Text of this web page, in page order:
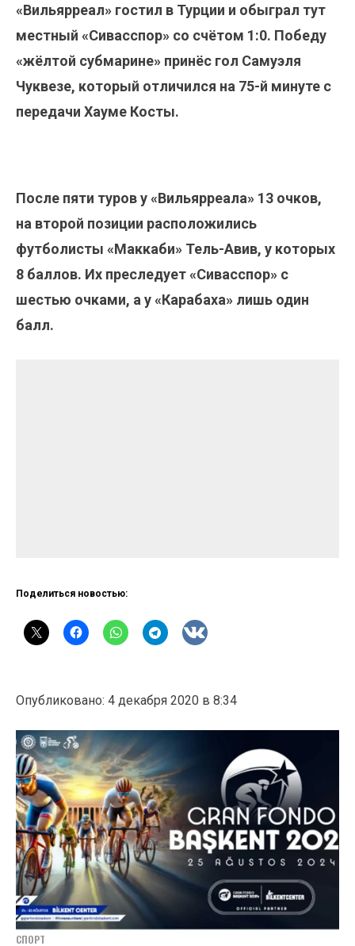
«Вильярреал» гостил в Турции и обыграл тут
местный «Сивасспор» со счётом 1:0. Победу
«жёлтой субмарине» принёс гол Самуэля
Чуквезе, который отличился на 75-й минуте с
передачи Хауме Косты.
После пяти туров у «Вильярреала» 13 очков,
на второй позиции расположились
футболисты «Маккаби» Тель-Авив, у которых
8 баллов. Их преследует «Сивасспор» с
шестью очками, а у «Карабаха» лишь один
балл.
Поделиться новостью:
Опубликовано: 4 декабря 2020 в 8:34
СПОРТ